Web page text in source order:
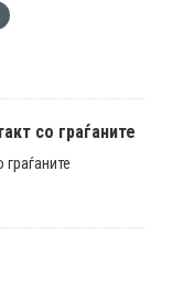
со граѓаните